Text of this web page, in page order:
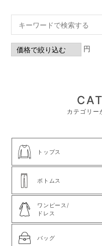
円
カテゴリー
トップス
ボトムス
ワンピース/
ドレス
バッグ